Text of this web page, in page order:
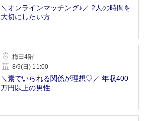
＼オンラインマッチング♪／ 2人の時間を
大切にしたい方
梅田4階
8/9(日) 11:00
＼素でいられる関係が理想♡／ 年収400
万円以上の男性